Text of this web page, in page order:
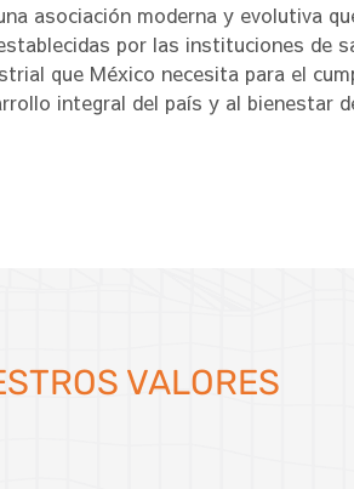
asociación moderna y evolutiva
por las instituciones de
que México necesita para el
integral del país y al bienestar
VALORES